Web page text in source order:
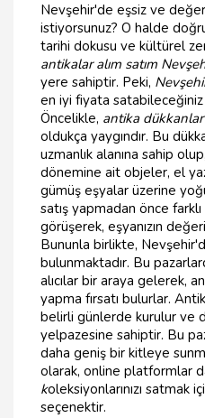
Nevşehir'de eşsiz ve
istiyorsunuz? O halde
tarihi dokusu ve kültürel
antikalar alım satım
yere sahiptir. Peki,
en iyi fiyata
Öncelikle, antika
oldukça yaygındır. Bu
uzmanlık alanına sahip
dönemine ait objeler, el
gümüş eşyalar üzerine
satış yapmadan önce farklı
görüşerek, eşyanızın
Bununla birlikte,
bulunmaktadır. Bu
alıcılar bir araya gelerek,
yapma fırsatı bulurlar.
belirli günlerde kurulur ve
yelpazesine sahiptir. Bu
daha geniş bir kitleye
olarak, online platformlar
koleksiyonlarınızı satmak
seçenektir.